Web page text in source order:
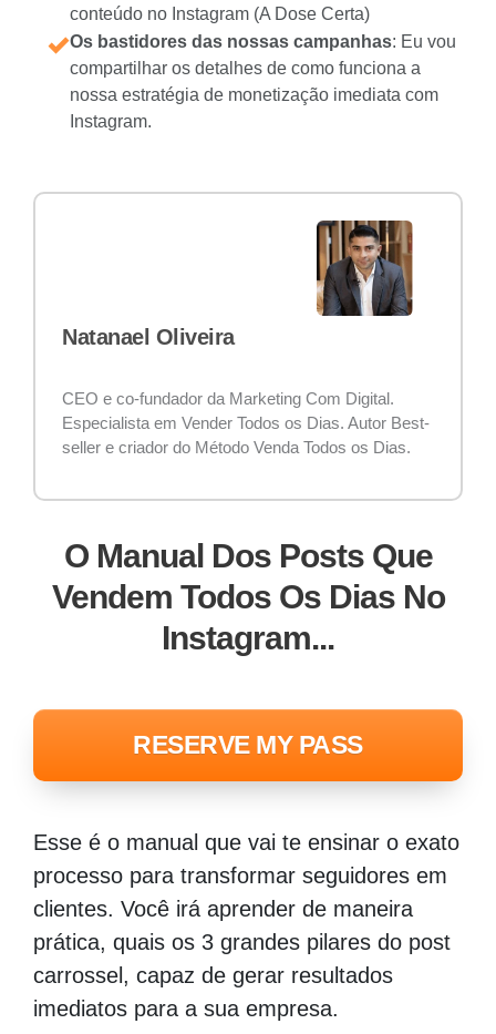
conteúdo no Instagram (A Dose Certa)
Os bastidores das nossas campanhas: Eu vou
compartilhar os detalhes de como funciona a
nossa estratégia de monetização imediata com
Instagram.
Natanael Oliveira
CEO e co-fundador da Marketing Com Digital.
Especialista em Vender Todos os Dias. Autor Best-
seller e criador do Método Venda Todos os Dias.
O Manual Dos Posts Que
Vendem Todos Os Dias No
Instagram...
RESERVE MY PASS
Esse é o manual que vai te ensinar o exato
processo para transformar seguidores em
clientes. Você irá aprender de maneira
prática, quais os 3 grandes pilares do post
carrossel, capaz de gerar resultados
imediatos para a sua empresa.